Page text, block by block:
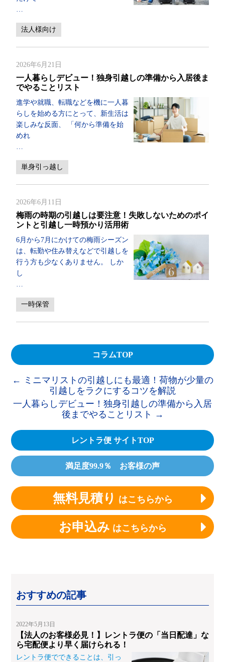
…
法人様向け
2026年6月21日
一人暮らしデビュー！独身引越しの準備から入居後ま
でやることリスト
進学や就職、転職などを機に一人暮
らしを始める方にとって、新生活は
楽しみな反面、 「何から準備を始
めれ
…
単身引っ越し
2026年6月11日
梅雨の時期の引越しは要注意！失敗しないためのポイ
ントと引越し一時預かり活用術
6月から7月にかけての梅雨シーズン
は、転勤や住み替えなどで引越しを
行う方も少なくありません。 しか
し
…
一時保管
コラムTOP
← ミニマリストの引越しにも最適！荷物が少量の
引越しをラクにするコツを解説
一人暮らしデビュー！独身引越しの準備から入居
後までやることリスト →
レントラ便 サイトTOP
満足度99.9％ お客様の声
無料見積り はこちらから
お申込み はこちらから
おすすめの記事
2022年5月13日
【法人のお客様必見！】レントラ便の「当日配達」な
ら宅配便より早く届けられる！
レントラ便でできることは、引っ